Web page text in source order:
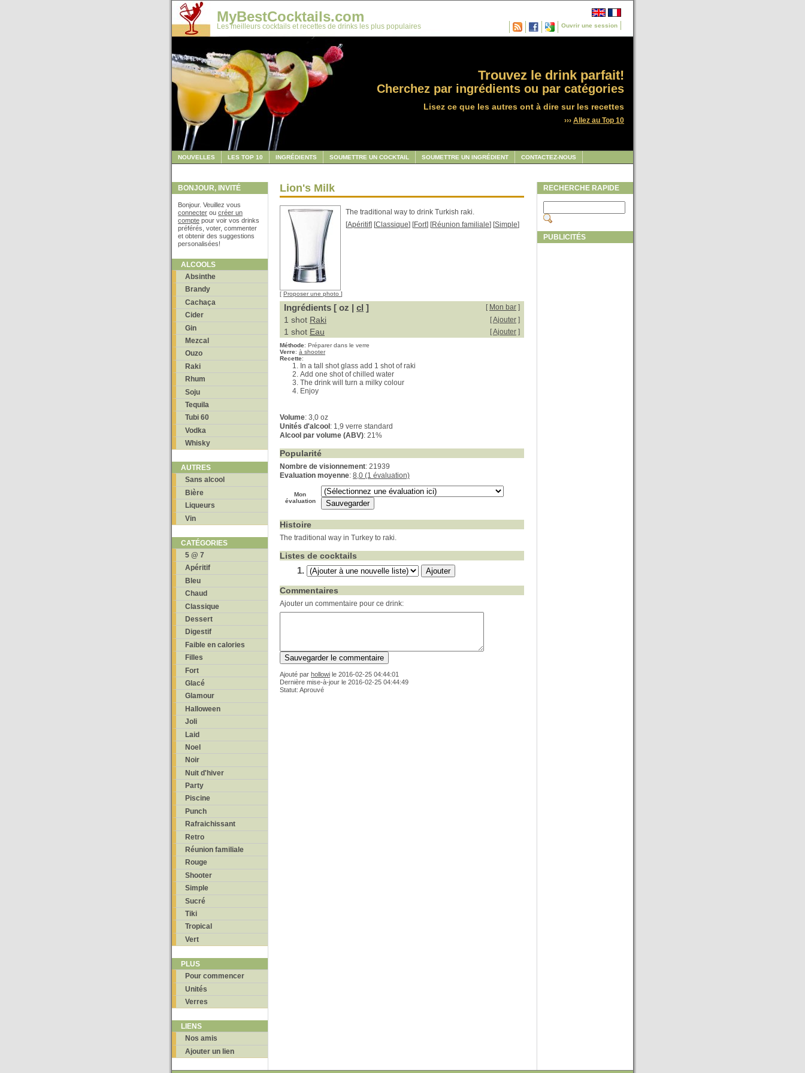
Ouvrir une session
MyBestCocktails.com
Les meilleurs cocktails et recettes de drinks les plus populaires
Trouvez le drink parfait!
Cherchez par ingrédients ou par catégories
Lisez ce que les autres ont à dire sur les recettes
››› Allez au Top 10
NOUVELLES LES TOP 10 INGRÉDIENTS SOUMETTRE UN COCKTAIL SOUMETTRE UN INGRÉDIENT CONTACTEZ-NOUS
BONJOUR, INVITÉ
Bonjour. Veuillez vous
connecter ou créer un
compte pour voir vos drinks
préférés, voter, commenter
et obtenir des suggestions
personalisées!
ALCOOLS
Absinthe
Brandy
Cachaça
Cider
Gin
Mezcal
Ouzo
Raki
Rhum
Soju
Tequila
Tubi 60
Vodka
Whisky
AUTRES
Sans alcool
Bière
Liqueurs
Vin
CATÉGORIES
5 @ 7
Apéritif
Bleu
Chaud
Classique
Dessert
Digestif
Faible en calories
Filles
Fort
Glacé
Glamour
Halloween
Joli
Laid
Noel
Noir
Nuit d'hiver
Party
Piscine
Punch
Rafraichissant
Retro
Réunion familiale
Rouge
Shooter
Simple
Sucré
Tiki
Tropical
Vert
PLUS
Pour commencer
Unités
Verres
LIENS
Nos amis
Ajouter un lien
Lion's Milk
[ Proposer une photo ]
The traditional way to drink Turkish raki.
[Apéritif] [Classique] [Fort] [Réunion familiale] [Simple]
Ingrédients [ oz | cl ] [ Mon bar ]
1 shot Raki [Ajouter ]
1 shot Eau [Ajouter ]
Méthode: Préparer dans le verre
Verre: à shooter
Recette:
In a tall shot glass add 1 shot of raki
Add one shot of chilled water
The drink will turn a milky colour
Enjoy
Volume: 3,0 oz
Unités d'alcool : 1,9 verre standard
Alcool par volume (ABV): 21%
Popularité
Nombre de visionnement: 21939
Evaluation moyenne: 8,0 (1 évaluation)
Mon
évaluation
Histoire
The traditional way in Turkey to raki.
Listes de cocktails
Commentaires
Ajouter un commentaire pour ce drink:
Ajouté par hollowi le 2016-02-25 04:44:01
Dernière mise-à-jour le 2016-02-25 04:44:49
Statut: Aprouvé
RECHERCHE RAPIDE
PUBLICITÉS